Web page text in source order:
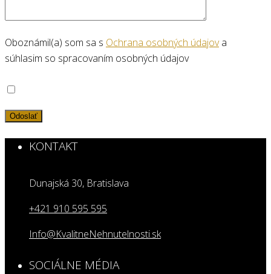
Oboznámil(a) som sa s Ochrana osobných údajova
súhlasim so spracovaním osobných údajov
KONTAKT
Dunajská 30, Bratislava
+421 910 595 595
Info@KvalitneNehnutelnosti.sk
SOCIÁLNE MÉDIA